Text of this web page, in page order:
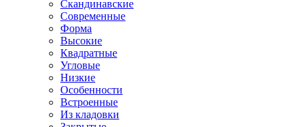
Скандинавские
Современные
Форма
Высокие
Квадратные
Угловые
Низкие
Особенности
Встроенные
Из кладовки